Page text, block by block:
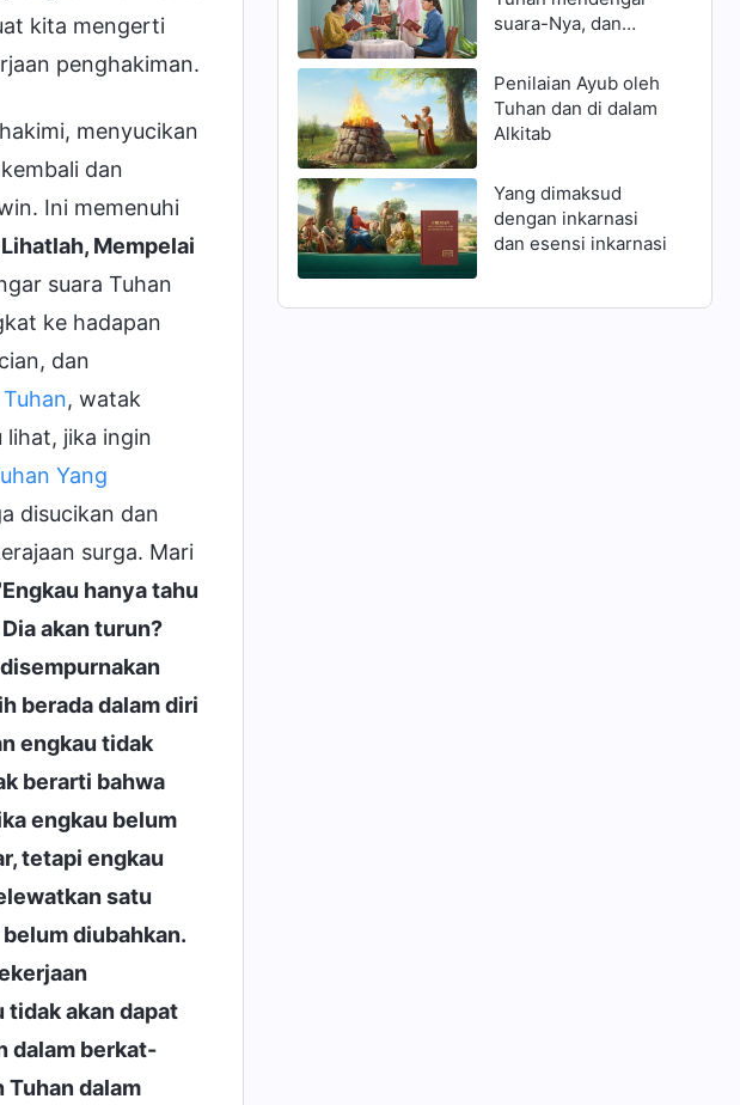
kita mengerti
penghakiman.
menyucikan
dan
Ini memenuhi
Mempelai
suara Tuhan
ke hadapan
dan
, watak
lihat, jika ingin
Yang
disucikan dan
surga. Mari
Engkau hanya tahu
akan turun?
berada dalam diri
engkau tidak
berarti bahwa
engkau belum
tetapi engkau
satu
diubahkan.
tidak akan dapat
dalam berkat-
Tuhan dalam
suara-Nya, dan
suara Tuhan barulah
orang dapat
berjumpa dengan
Tuhan yang datang
Penilaian Ayub oleh
Tuhan dan di dalam
Alkitab
Yang dimaksud
dengan inkarnasi
dan esensi inkarnasi